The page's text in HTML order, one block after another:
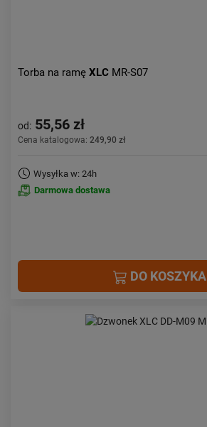
Torba na ramę XLC MR-S07
od: 55,56 zł
Cena katalogowa: 249,90 zł
Wysyłka w: 24h
Darmowa dostawa
DO KOSZYKA